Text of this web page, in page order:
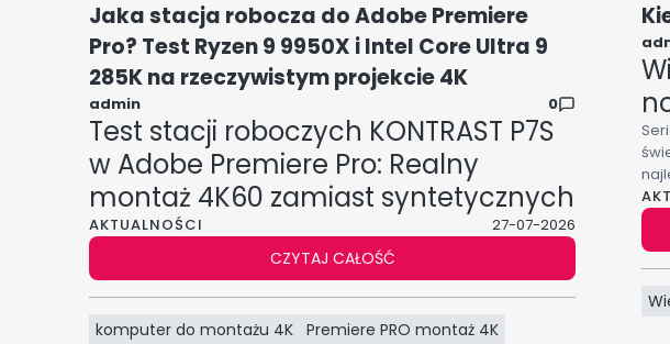
AKTUALNOŚCI 27-07-2026
Jaka stacja robocza do Adobe Premiere
Pro? Test Ryzen 9 9950X i Intel Core Ultra 9
285K na rzeczywistym projekcie 4K
Test stacji roboczych KONTRAST P7S
w Adobe Premiere Pro: Realny
montaż 4K60 zamiast syntetycznych
benchmarków.
Wyjątkowy test wydajności: Bez
syntetyków, czysta praktyka
montażowa.
CZYTAJ CAŁOŚĆ
admin 0
komputer do montażu 4K Premiere PRO montaż 4K
CD
już